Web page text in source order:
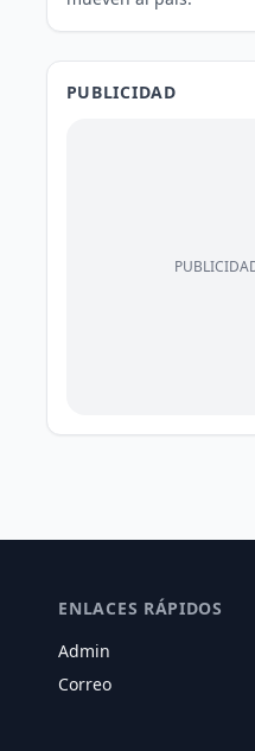
PUBLICIDAD
ENLACES RÁPIDOS
Admin
Correo